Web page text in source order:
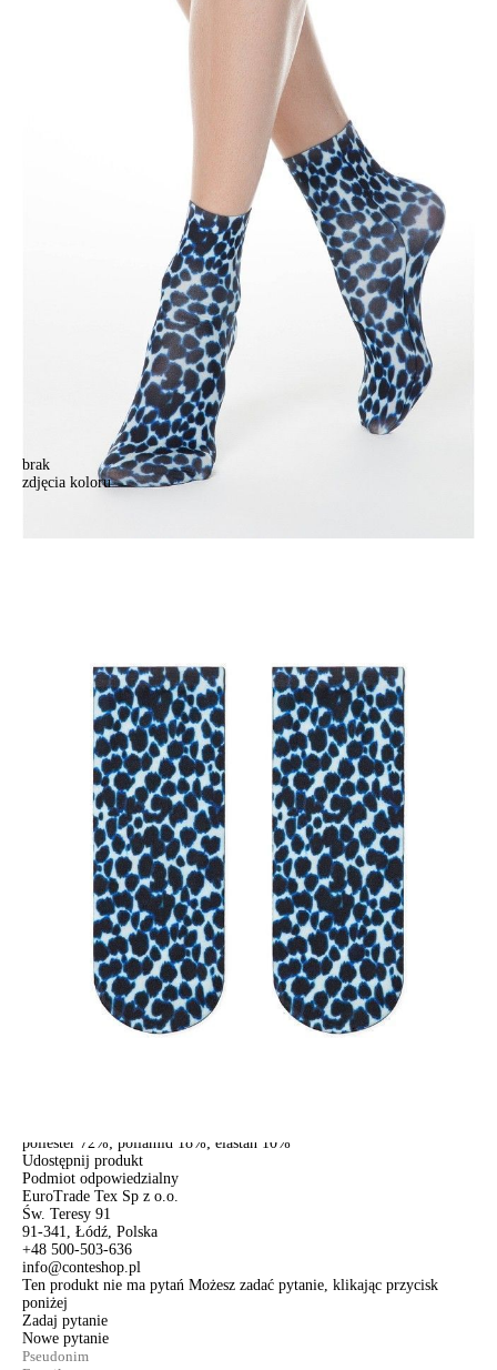
brak
zdjęcia koloru
+
DODAJ DO KOSZYKA
Jak złożyć zamówienie
POWIADOM MNIE O DOSTĘPNOŚCI
ПОЛУЧИТЬ ПО EMAIL
darmowa od 99 zł
czas dostawy: 1-2 dni robocze
Paczkomaty InPost 24/7,darmowa od 50 zł
czas dostawy: 1-2 dni robocze
Odbiór osobistyw sklepie Conte (Łodz)
pn.- czw. 8:00 - 16:00, pt. 8:00 - 14:00
Opis produktu
poliester 72%; poliamid 18%; elastan 10%
Udostępnij produkt
Podmiot odpowiedzialny
EuroTrade Tex Sp z o.o.
Św. Teresy 91
91-341, Łódź, Polska
+48 500-503-636
info@conteshop.pl
Ten produkt nie ma pytań Możesz zadać pytanie, klikając przycisk
poniżej
Zadaj pytanie
Nowe pytanie